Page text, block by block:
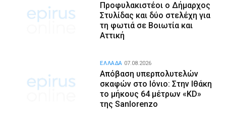
Προφυλακιστέοι ο Δήμαρχος
Στυλίδας και δύο στελέχη για
τη φωτιά σε Βοιωτία και
Αττική
Απόβαση υπερπολυτελών
σκαφών στο Ιόνιο: Στην Ιθάκη
το μήκους 64 μέτρων «KD»
της Sanlorenzo
ΕΛΛΑΔΑ 07.08.2026